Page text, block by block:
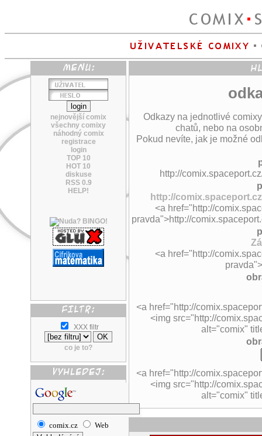
nejnovější comix
všechny comixy
náhodný comix
registrace
login
TOP 10
HOT 10
diskuse
RSS 0.9
HELP!
XXX filtr
co je to?
comix.cz Web
Odkazy na jednotlivé
chatů, nebo na
Pokud nevíte, jak je možné
http://
http://
<a href="http://
pravda">http://
<a href="http://
<a href="http://
<img src="http://
alt="comix"
<a href="http://
<img src="http://
alt="comix"